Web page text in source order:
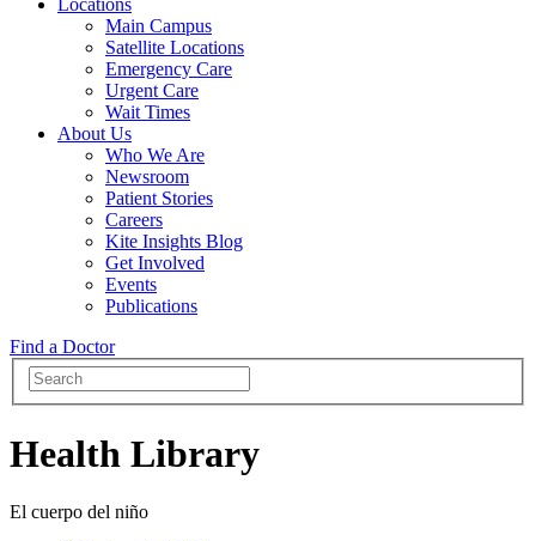
Main Campus
Satellite Locations
Emergency Care
Urgent Care
Wait Times
About Us
Who We Are
Newsroom
Patient Stories
Careers
Kite Insights Blog
Get Involved
Events
Publications
Find a Doctor
Health Library
El cuerpo del niño